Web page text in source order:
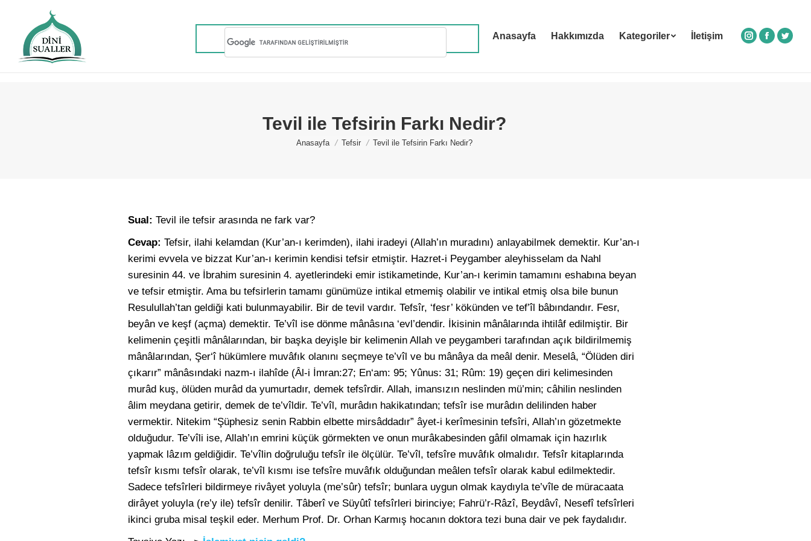
Anasayfa Hakkımızda Kategoriler İletişim
Instagram
Facebook
Tevil ile Tefsirin Farkı Nedir?
You are here:
Anasayfa Tefsir Tevil ile Tefsirin Farkı Nedir?
Sual: Tevil ile tefsir arasında ne fark var?
Cevap: Tefsir, ilahi kelamdan (Kur’an-ı kerimden), ilahi iradeyi (Allah’ın muradını) anlayabilmek demektir. Kur’an-ı
kerimi evvela ve bizzat Kur’an-ı kerimin kendisi tefsir etmiştir. Hazret-i Peygamber aleyhisselam da Nahl
suresinin 44. ve İbrahim suresinin 4. ayetlerindeki emir istikametinde, Kur’an-ı kerimin tamamını eshabına beyan
ve tefsir etmiştir. Ama bu tefsirlerin tamamı günümüze intikal etmemiş olabilir ve intikal etmiş olsa bile bunun
Resulullah’tan geldiği kati bulunmayabilir. Bir de tevil vardır. Tefsîr, ‘fesr’ kökünden ve tef’îl bâbındandır. Fesr,
beyân ve keşf (açma) demektir. Te’vîl ise dönme mânâsına ‘evl’dendir. İkisinin mânâlarında ihtilâf edilmiştir. Bir
kelimenin çeşitli mânâlarından, bir başka deyişle bir kelimenin Allah ve peygamberi tarafından açık bildirilmemiş
mânâlarından, Şer‘î hükümlere muvâfık olanını seçmeye te’vîl ve bu mânâya da meâl denir. Meselâ, “Ölüden diri
çıkarır” mânâsındaki nazm-ı ilahîde (Âl-i İmran:27; En‘am: 95; Yûnus: 31; Rûm: 19) geçen diri kelimesinden
murâd kuş, ölüden murâd da yumurtadır, demek tefsîrdir. Allah, imansızın neslinden mü’min; câhilin neslinden
âlim meydana getirir, demek de te’vîldir. Te’vîl, murâdın hakikatından; tefsîr ise murâdın delilinden haber
vermektir. Nitekim “Şüphesiz senin Rabbin elbette mirsâddadır” âyet-i kerîmesinin tefsîri, Allah’ın gözetmekte
olduğudur. Te’vîli ise, Allah’ın emrini küçük görmekten ve onun murâkabesinden gâfil olmamak için hazırlık
yapmak lâzım geldiğidir. Te’vîlin doğruluğu tefsîr ile ölçülür. Te’vîl, tefsîre muvâfık olmalıdır. Tefsîr kitaplarında
tefsîr kısmı tefsîr olarak, te’vîl kısmı ise tefsîre muvâfık olduğundan meâlen tefsîr olarak kabul edilmektedir.
Sadece tefsîrleri bildirmeye rivâyet yoluyla (me’sûr) tefsîr; bunlara uygun olmak kaydıyla te’vîle de müracaata
dirâyet yoluyla (re’y ile) tefsîr denilir. Tâberî ve Süyûtî tefsîrleri birinciye; Fahrü’r-Râzî, Beydâvî, Nesefî tefsîrleri
ikinci gruba misal teşkil eder. Merhum Prof. Dr. Orhan Karmış hocanın doktora tezi buna dair ve pek faydalıdır.